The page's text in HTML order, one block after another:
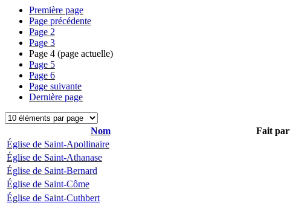
Première page
Page précédente
Page 2
Page 3
Page 4 (page actuelle)
Page 5
Page 6
Page suivante
Dernière page
Nom Fait
Église de Saint-Apollinaire
Église de Saint-Athanase
Église de Saint-Bernard
Église de Saint-Côme
Église de Saint-Cuthbert